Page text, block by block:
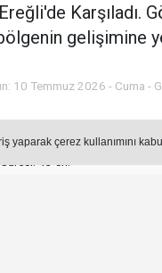
çerez kullanımını
Karşıladı.
gelişimine
10 Temmuz 2026 - Cuma